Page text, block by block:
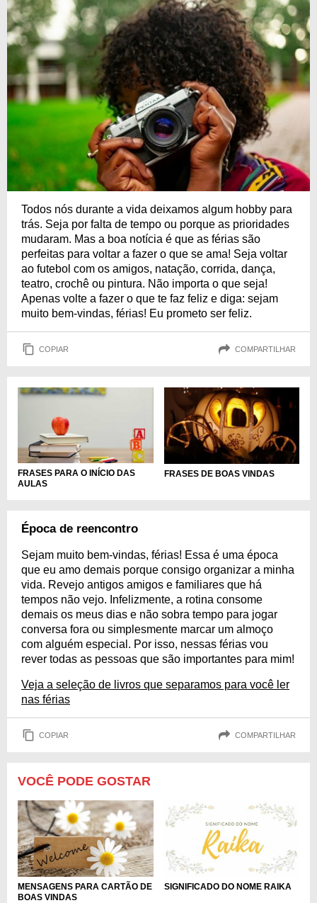
Todos nós durante a vida deixamos algum hobby para
trás. Seja por falta de tempo ou porque as prioridades
mudaram. Mas a boa notícia é que as férias são
perfeitas para voltar a fazer o que se ama! Seja voltar
ao futebol com os amigos, natação, corrida, dança,
teatro, crochê ou pintura. Não importa o que seja!
Apenas volte a fazer o que te faz feliz e diga: sejam
muito bem-vindas, férias! Eu prometo ser feliz.
COPIAR COMPARTILHAR
FRASES PARA O INÍCIO DAS
AULAS
FRASES DE BOAS VINDAS
Época de reencontro
Sejam muito bem-vindas, férias! Essa é uma época
que eu amo demais porque consigo organizar a minha
vida. Revejo antigos amigos e familiares que há
tempos não vejo. Infelizmente, a rotina consome
demais os meus dias e não sobra tempo para jogar
conversa fora ou simplesmente marcar um almoço
com alguém especial. Por isso, nessas férias vou
rever todas as pessoas que são importantes para mim!
Veja a seleção de livros que separamos para você ler
nas férias
COPIAR COMPARTILHAR
VOCÊ PODE GOSTAR
MENSAGENS PARA CARTÃO DE
BOAS VINDAS
SIGNIFICADO DO NOME RAIKA